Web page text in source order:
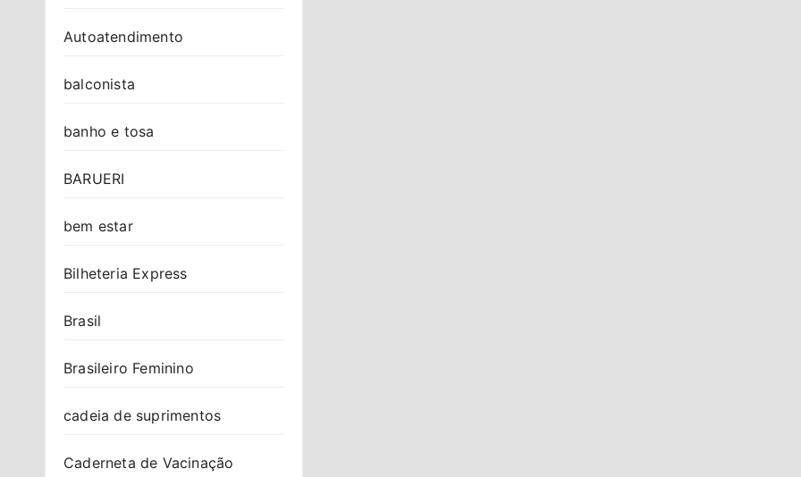
Autoatendimento
balconista
banho e tosa
BARUERI
bem estar
Bilheteria Express
Brasil
Brasileiro Feminino
cadeia de suprimentos
Caderneta de Vacinação